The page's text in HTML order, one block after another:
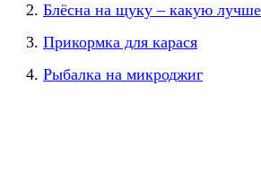
Блёсна на щуку – какую
Прикормка для карася
Рыбалка на микроджиг